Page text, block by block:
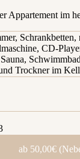
Appartement im
Schrankbetten,
CD-
Trockner im
ab 50,00€